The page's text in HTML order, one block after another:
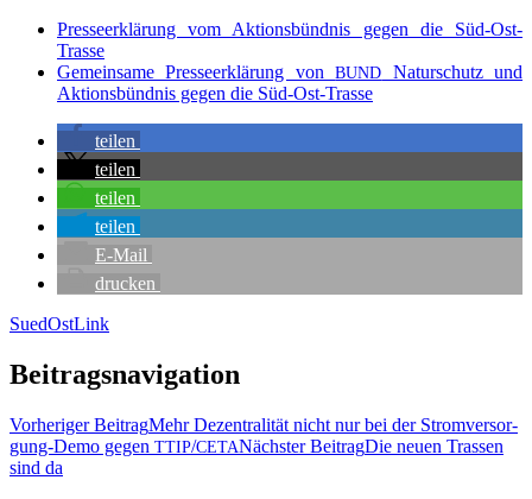
Pres­se­er­klä­rung vom Akti­ons­bünd­nis gegen die Süd-Ost-
Trasse
Gemein­sa­me Pres­se­er­klä­rung vonBUND Natur­schutz und
Akti­ons­bünd­nis gegen die Süd-Ost-Trasse
tei­len
tei­len
tei­len
tei­len
E‑Mail
dru­cken
SuedOstLink
Beitragsnavigation
Vorheriger BeitragMehr Dezen­tra­li­tät nicht nur bei der Strom­ver­sor­
gung-Demo gegen TTIP/CETANächster BeitragDie neu­en Tras­sen
sind da